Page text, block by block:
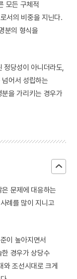
모든 구체적
서의 비중을 지닌다.
분의 형식을
당성이 아니더라도,
어서 성립하는
을 가리키는 경우가
문제에 대응하는
례를 많이 지니고
이 높아지면서
경우가 상당수
와 조선시대로 크게